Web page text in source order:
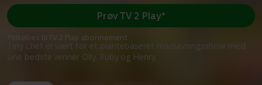
Tiny Chef er vært for et plantebaseret madlavningsshow med
sine bedste venner Olly, Ruby og Henry.
Prøv TV 2 Play*
*tilkøbes til TV 2 Play abonnement